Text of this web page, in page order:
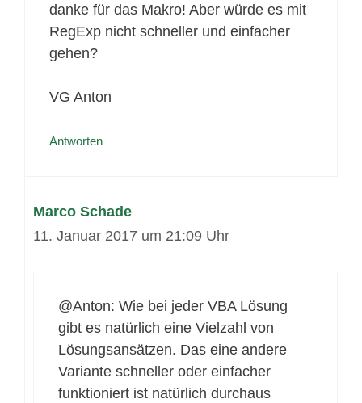
danke für das Makro! Aber würde es mit
RegExp nicht schneller und einfacher
gehen?
VG Anton
Antworten
Marco Schade
11. Januar 2017 um 21:09 Uhr
@Anton: Wie bei jeder VBA Lösung
gibt es natürlich eine Vielzahl von
Lösungsansätzen. Das eine andere
Variante schneller oder einfacher
funktioniert ist natürlich durchaus